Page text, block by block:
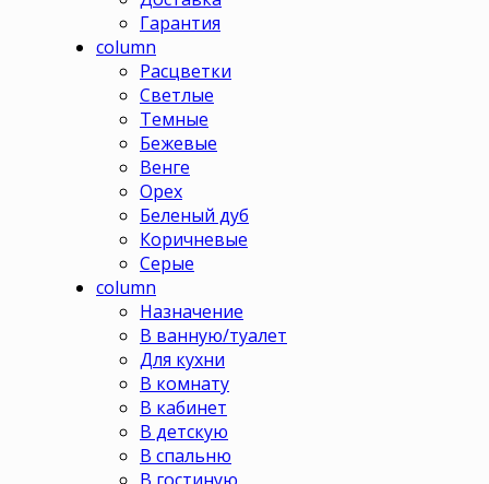
Гарантия
column
Расцветки
Светлые
Темные
Бежевые
Венге
Орех
Беленый дуб
Коричневые
Серые
column
Назначение
В ванную/туалет
Для кухни
В комнату
В кабинет
В детскую
В спальню